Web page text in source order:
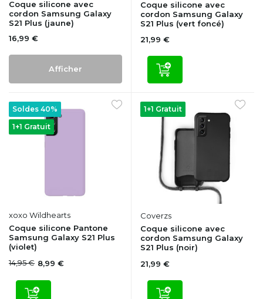
Coque silicone avec
cordon Samsung Galaxy
S21 Plus (jaune)
16,99 €
Afficher
Coque silicone avec
cordon Samsung Galaxy
S21 Plus (vert foncé)
21,99 €
1+1 Gratuit
Soldes 40%
xoxo Wildhearts
Coque silicone Pantone
Samsung Galaxy S21 Plus
(violet)
14,95 € 8,99 €
1+1 Gratuit
Coverzs
Coque silicone avec
cordon Samsung Galaxy
S21 Plus (noir)
21,99 €